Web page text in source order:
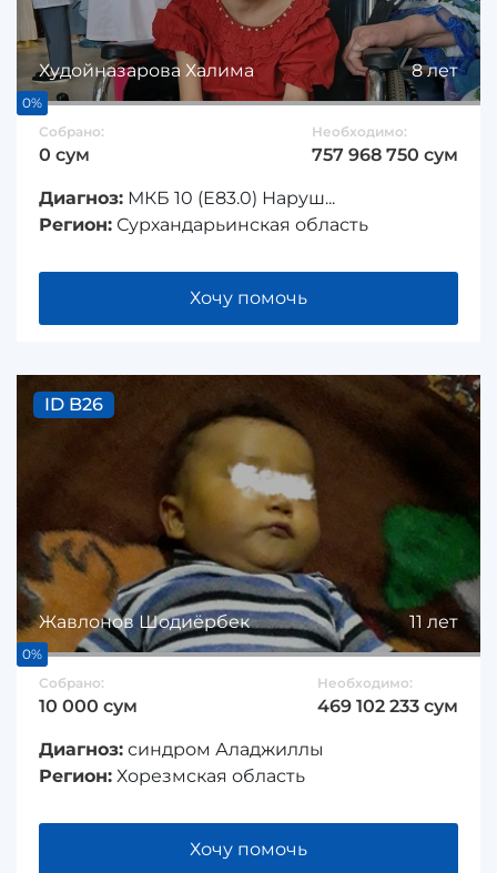
Худойназарова Халима 8 лет
0%
Собрано:
0 сум
Необходимо:
757 968 750 сум
Диагноз: МКБ 10 (E83.0) Наруш...
Регион: Сурхандарьинская область
Хочу помочь
Жавлонов Шодиёрбек 11 лет
ID B26
0%
Собрано:
10 000 сум
Необходимо:
469 102 233 сум
Диагноз: синдром Аладжиллы
Регион: Хорезмская область
Хочу помочь